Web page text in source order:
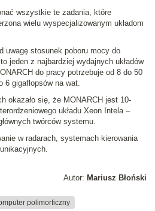
wszystkie te zadania, które
wielu wyspecjalizowanym układom
uwagę stosunek poboru mocy do
jeden z najbardziej wydajnych układów
do pracy potrzebuje od 8 do 50
6 gigaflopsów na wat.
okazało się, że MONARCH jest 10-
układu Xeon Intela–
twórców systemu.
w radarach, systemach kierowania
Autor: Mariusz Błoński
polimorficzny